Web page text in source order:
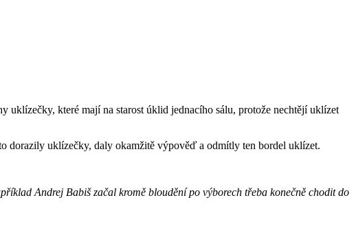
uklízečky, které mají na starost úklid jednacího sálu, protože nechtějí uklízet
dorazily uklízečky, daly okamžitě výpověď a odmítly ten bordel uklízet.
Andrej Babiš začal kromě bloudění po výborech třeba konečně chodit do